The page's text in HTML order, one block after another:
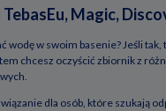
TebasEu, Magic,
wodę w swoim basenie? Jeśli
chcesz oczyścić zbiornik z
dla osób, które szukają